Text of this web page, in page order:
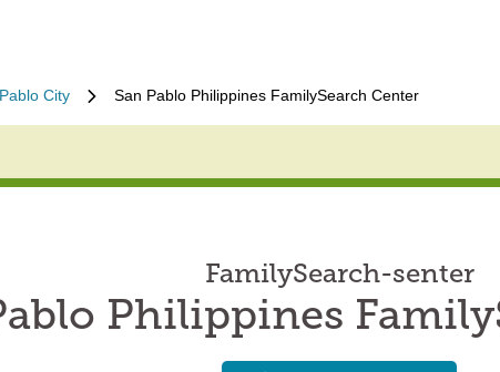
City San Pablo Philippines FamilySearch Center
FamilySearch-senter
Philippines